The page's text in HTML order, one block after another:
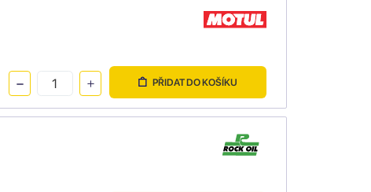
PŘIDAT DO KOŠÍKU